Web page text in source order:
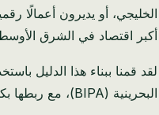
أكبر اقتصاد في الشرق
البحرينية (BIPA)، مع ربطها بكل احتكاك محدد ورقم حقيقي يهم رائد الأعمال النرويجي.